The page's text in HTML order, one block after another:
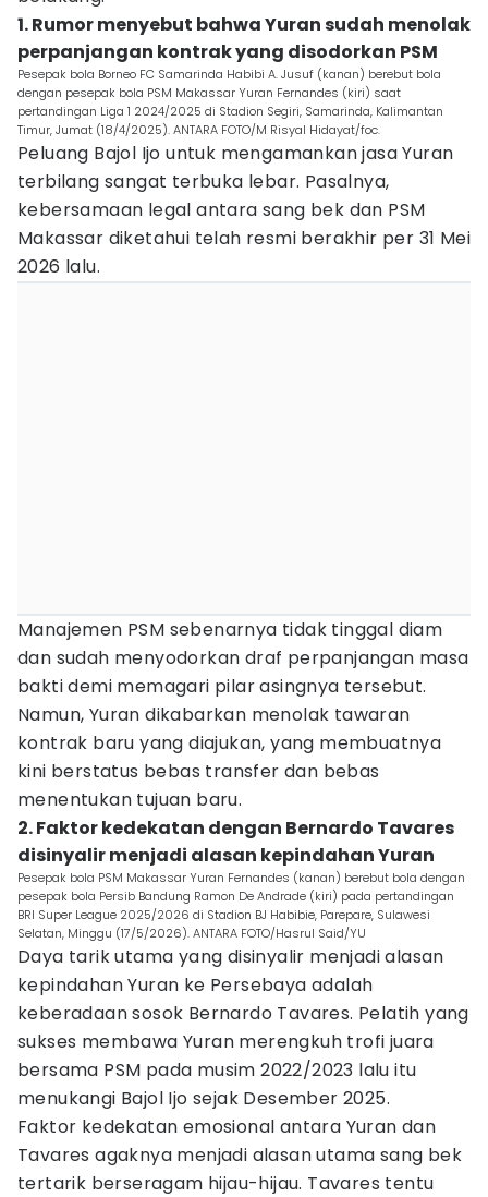
1. Rumor menyebut bahwa Yuran sudah menolak
perpanjangan kontrak yang disodorkan PSM
Pesepak bola Borneo FC Samarinda Habibi A. Jusuf (kanan) berebut bola
dengan pesepak bola PSM Makassar Yuran Fernandes (kiri) saat
pertandingan Liga 1 2024/2025 di Stadion Segiri, Samarinda, Kalimantan
Timur, Jumat (18/4/2025). ANTARA FOTO/M Risyal Hidayat/foc.
Peluang Bajol Ijo untuk mengamankan jasa Yuran
terbilang sangat terbuka lebar. Pasalnya,
kebersamaan legal antara sang bek dan PSM
Makassar diketahui telah resmi berakhir per 31 Mei
2026 lalu.
Manajemen PSM sebenarnya tidak tinggal diam
dan sudah menyodorkan draf perpanjangan masa
bakti demi memagari pilar asingnya tersebut.
Namun, Yuran dikabarkan menolak tawaran
kontrak baru yang diajukan, yang membuatnya
kini berstatus bebas transfer dan bebas
menentukan tujuan baru.
2. Faktor kedekatan dengan Bernardo Tavares
disinyalir menjadi alasan kepindahan Yuran
Pesepak bola PSM Makassar Yuran Fernandes (kanan) berebut bola dengan
pesepak bola Persib Bandung Ramon De Andrade (kiri) pada pertandingan
BRI Super League 2025/2026 di Stadion BJ Habibie, Parepare, Sulawesi
Selatan, Minggu (17/5/2026). ANTARA FOTO/Hasrul Said/YU
Daya tarik utama yang disinyalir menjadi alasan
kepindahan Yuran ke Persebaya adalah
keberadaan sosok Bernardo Tavares. Pelatih yang
sukses membawa Yuran merengkuh trofi juara
bersama PSM pada musim 2022/2023 lalu itu
menukangi Bajol Ijo sejak Desember 2025.
Faktor kedekatan emosional antara Yuran dan
Tavares agaknya menjadi alasan utama sang bek
tertarik berseragam hijau-hijau. Tavares tentu